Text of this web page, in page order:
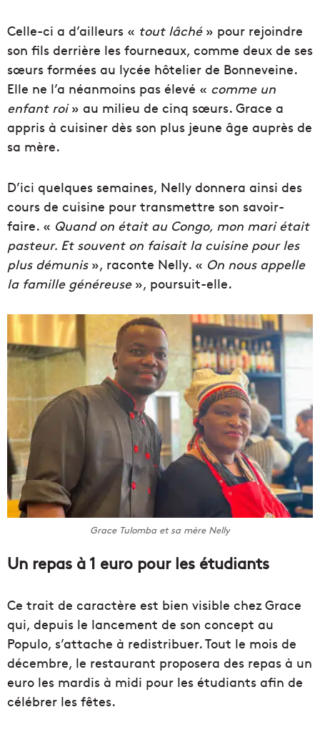
Celle-ci a d’ailleurs « tout lâché » pour rejoindre
son fils derrière les fourneaux, comme deux de ses
sœurs formées au lycée hôtelier de Bonneveine.
Elle ne l’a néanmoins pas élevé « comme un
enfant roi» au milieu de cinq sœurs. Grace a
appris à cuisiner dès son plus jeune âge auprès de
sa mère.
D’ici quelques semaines, Nelly donnera ainsi des
cours de cuisine pour transmettre son savoir-
faire. « Quand on était au Congo, mon mari était
pasteur. Et souvent on faisait la cuisine pour les
plus démunis», raconte Nelly. « On nous appelle
la famille généreuse», poursuit-elle.
Grace Tulomba et sa mère Nelly
Un repas à 1 euro pour les étudiants
Ce trait de caractère est bien visible chez Grace
qui, depuis le lancement de son concept au
Populo, s’attache à redistribuer. Tout le mois de
décembre, le restaurant proposera des repas à un
euro les mardis à midi pour les étudiants afin de
célébrer les fêtes.